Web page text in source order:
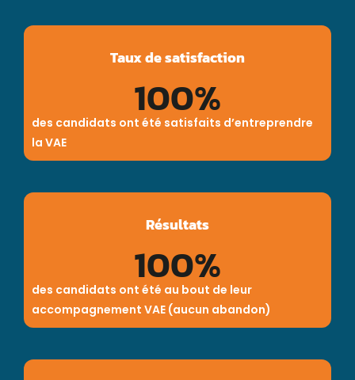
Taux de satisfaction
des candidats ont été satisfaits d’entreprendre
la VAE
100%
Résultats
des candidats ont été au bout de leur
accompagnement VAE (aucun abandon)
100%